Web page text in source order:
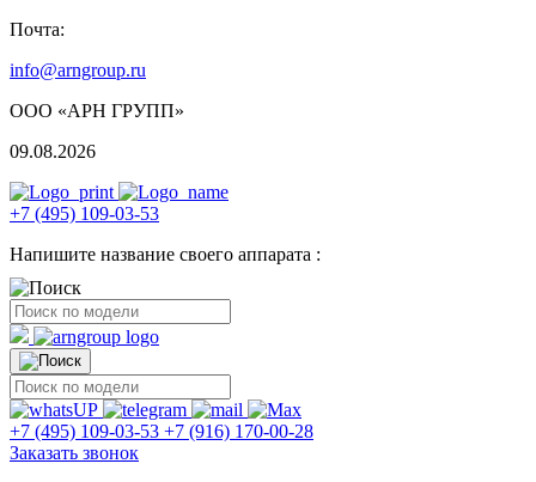
Почта:
info@arngroup.ru
ООО «АРН ГРУПП»
09.08.2026
+7 (495) 109-03-53
Напишите название своего аппарата :
+7 (495) 109-03-53 +7 (916) 170-00-28
Заказать звонок